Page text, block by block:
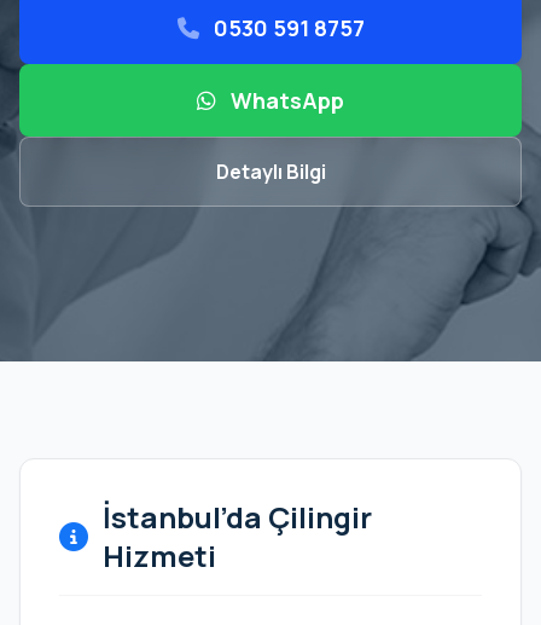
0530 591 8757
WhatsApp
Detaylı Bilgi
İstanbul’da Çilingir
Hizmeti